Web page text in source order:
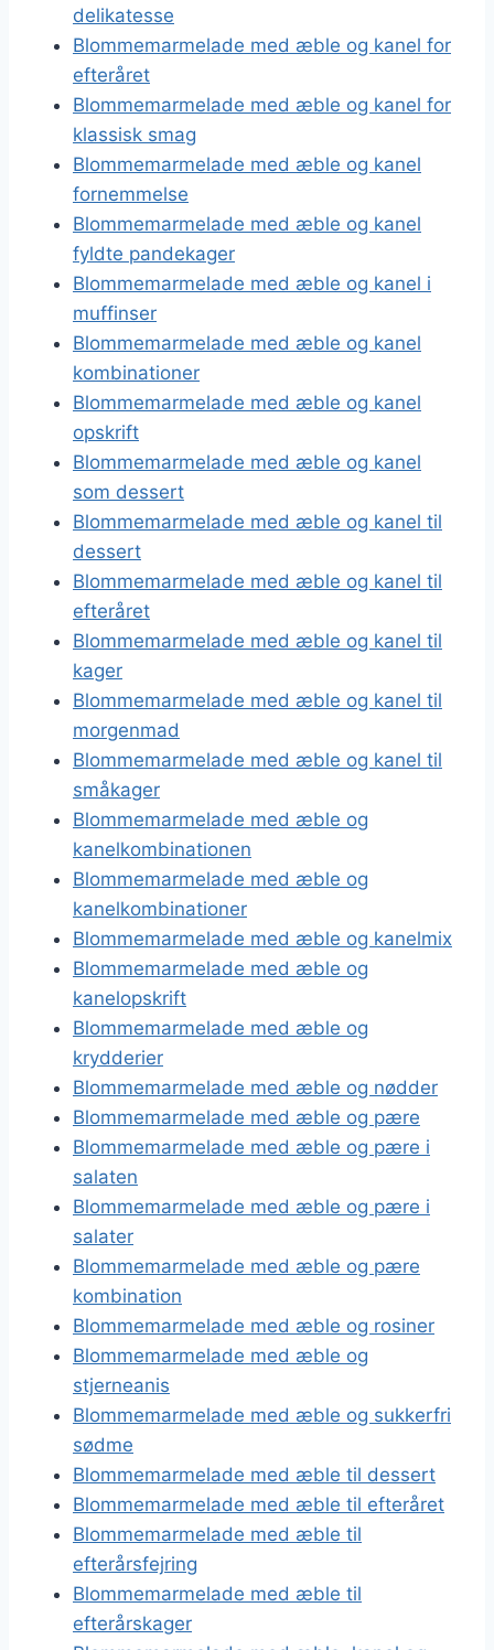
delikatesse
Blommemarmelade med æble og kanel for
efteråret
Blommemarmelade med æble og kanel for
klassisk smag
Blommemarmelade med æble og kanel
fornemmelse
Blommemarmelade med æble og kanel
fyldte pandekager
Blommemarmelade med æble og kanel i
muffinser
Blommemarmelade med æble og kanel
kombinationer
Blommemarmelade med æble og kanel
opskrift
Blommemarmelade med æble og kanel
som dessert
Blommemarmelade med æble og kanel til
dessert
Blommemarmelade med æble og kanel til
efteråret
Blommemarmelade med æble og kanel til
kager
Blommemarmelade med æble og kanel til
morgenmad
Blommemarmelade med æble og kanel til
småkager
Blommemarmelade med æble og
kanelkombinationen
Blommemarmelade med æble og
kanelkombinationer
Blommemarmelade med æble og kanelmix
Blommemarmelade med æble og
kanelopskrift
Blommemarmelade med æble og
krydderier
Blommemarmelade med æble og nødder
Blommemarmelade med æble og pære
Blommemarmelade med æble og pære i
salaten
Blommemarmelade med æble og pære i
salater
Blommemarmelade med æble og pære
kombination
Blommemarmelade med æble og rosiner
Blommemarmelade med æble og
stjerneanis
Blommemarmelade med æble og sukkerfri
sødme
Blommemarmelade med æble til dessert
Blommemarmelade med æble til efteråret
Blommemarmelade med æble til
efterårsfejring
Blommemarmelade med æble til
efterårskager